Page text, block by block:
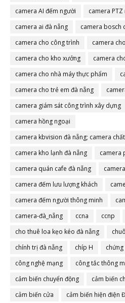
camera AI đếm người
camera
camera ai đà nẵng
camera bosch
camera cho công trình
camera
camera cho kho xưởng
camera
camera cho nhà máy thực phẩm
camera cho trẻ em đà nẵng
camera giám sát công trình xây dựng
camera hồng ngoại
camera kbvision đà nẵng; camera
camera đà nẵng
camera kho lạnh đà nẵng
camera
camera quán cafe đà nẵng
camera đếm lưu lượng khách
camera đếm người thông minh
camera-đà_nẵng
ccna ccnp
cho thuê loa kẹo kéo đà nẵng
chính trị đà nẵng
chíp H chứng
công nghệ mạng
công tắc thông
cảm biến chuyển động
cảm biến
cảm biến cửa
cảm biến hiện điện